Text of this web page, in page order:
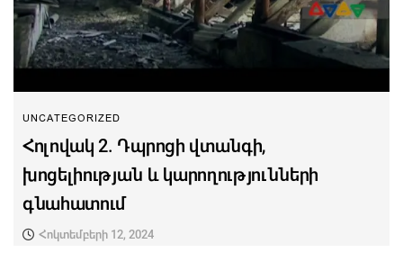
UNCATEGORIZED
Հոլովակ 2. Դպրոցի վտանգի,
խոցելիության և կարողությունների
գնահատում
Հոկտեմբերի 12, 2024